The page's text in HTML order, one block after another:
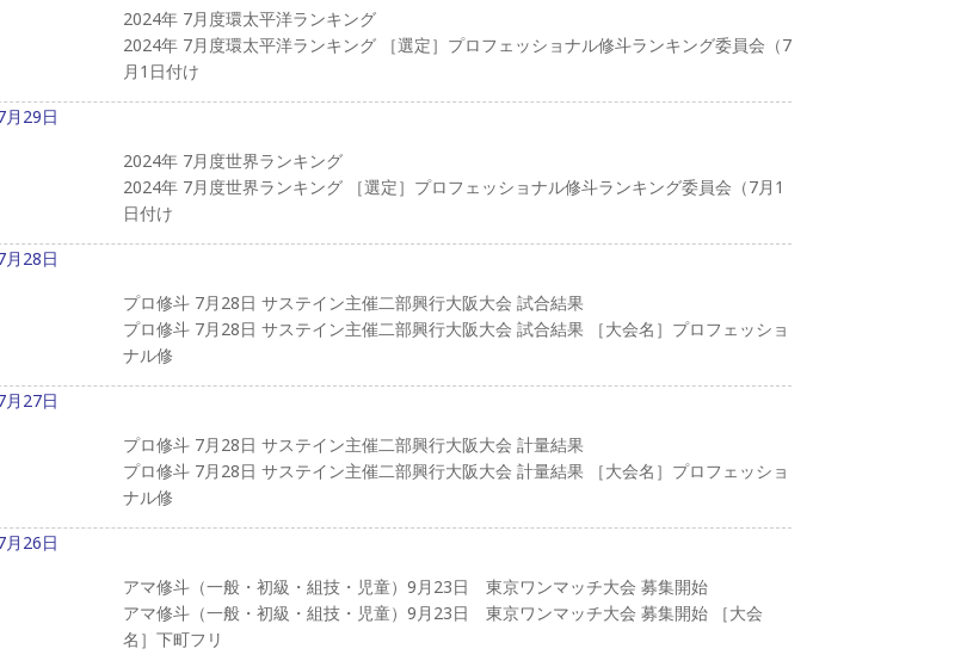
2024年 7月度環太平洋ランキング
2024年 7月度環太平洋ランキング ［選定］プロフェッショナル修斗ランキング委員会（7
月1日付け
月29日
2024年 7月度世界ランキング
2024年 7月度世界ランキング ［選定］プロフェッショナル修斗ランキング委員会（7月1
日付け
月28日
プロ修斗 7月28日 サステイン主催二部興行大阪大会 試合結果
プロ修斗 7月28日 サステイン主催二部興行大阪大会 試合結果 ［大会名］プロフェッショ
ナル修
月27日
プロ修斗 7月28日 サステイン主催二部興行大阪大会 計量結果
プロ修斗 7月28日 サステイン主催二部興行大阪大会 計量結果 ［大会名］プロフェッショ
ナル修
月26日
アマ修斗（一般・初級・組技・児童）9月23日 東京ワンマッチ大会 募集開始
アマ修斗（一般・初級・組技・児童）9月23日 東京ワンマッチ大会 募集開始 ［大会
名］下町フリ